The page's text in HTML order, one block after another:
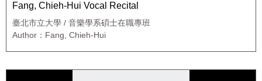
Fang, Chieh-Hui Vocal Recital
臺北市立大學 / 音樂學系碩士在職專班
Author：Fang, Chieh-Hui